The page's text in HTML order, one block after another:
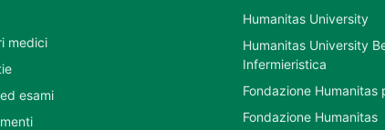
medici
esami
Humanitas University
Humanitas University
Infermieristica
Fondazione Humanitas
Fondazione Humanitas